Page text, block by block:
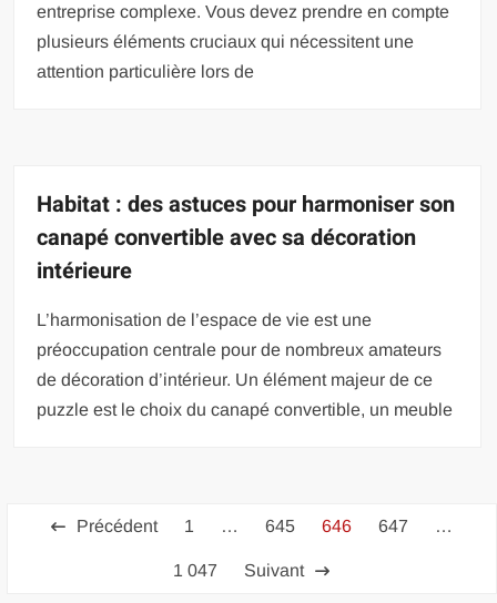
entreprise complexe. Vous devez prendre en compte
plusieurs éléments cruciaux qui nécessitent une
attention particulière lors de
Habitat : des astuces pour harmoniser son
canapé convertible avec sa décoration
intérieure
L’harmonisation de l’espace de vie est une
préoccupation centrale pour de nombreux amateurs
de décoration d’intérieur. Un élément majeur de ce
puzzle est le choix du canapé convertible, un meuble
Pagination
publications
Précédent 1 … 645 646 647 …
1 047 Suivant